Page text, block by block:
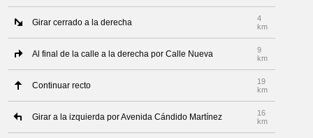
Girar cerrado a la derecha
4
km
Al final de la calle a la derecha por Calle Nueva
9
km
Continuar recto
19
km
Girar a la izquierda por Avenida Cándido Martínez
16
km